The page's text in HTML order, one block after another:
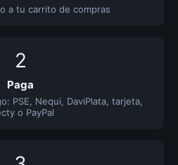
a tu carrito de compras
2
Paga
PSE, Nequi, DaviPlata, tarjeta,
o PayPal